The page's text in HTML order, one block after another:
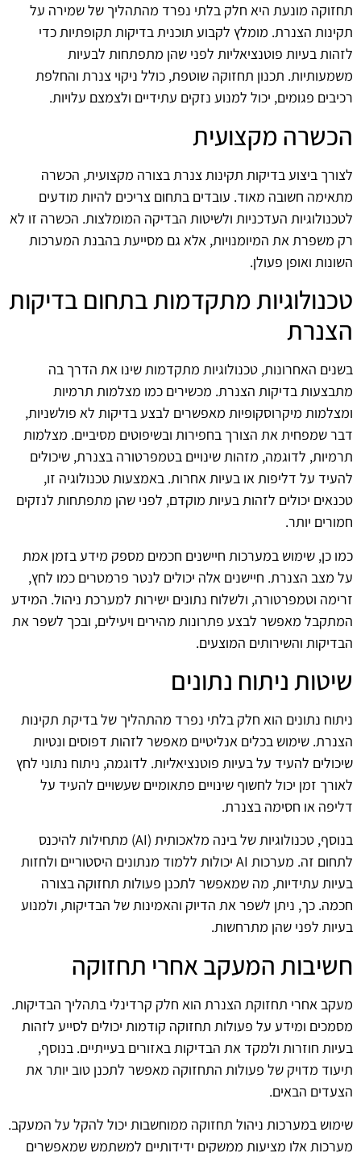
תחזוקה מונעת היא חלק בלתי נפרד מהתהליך של שמירה על
תקינות הצנרת. מומלץ לקבוע תוכנית בדיקות תקופתיות כדי
לזהות בעיות פוטנציאליות לפני שהן מתפתחות לבעיות
משמעותיות. תכנון תחזוקה שוטפת, כולל ניקוי צנרת והחלפת
רכיבים פגומים, יכול למנוע נזקים עתידיים ולצמצם עלויות.
הכשרה מקצועית
לצורך ביצוע בדיקות תקינות צנרת בצורה מקצועית, הכשרה
מתאימה חשובה מאוד. עובדים בתחום צריכים להיות מודעים
לטכנולוגיות העדכניות ולשיטות הבדיקה המומלצות. הכשרה זו לא
רק משפרת את המיומנויות, אלא גם מסייעת בהבנת המערכות
השונות ואופן פעולן.
טכנולוגיות מתקדמות בתחום בדיקות
הצנרת
בשנים האחרונות, טכנולוגיות מתקדמות שינו את הדרך בה
מתבצעות בדיקות הצנרת. מכשירים כמו מצלמות תרמיות
ומצלמות מיקרוסקופיות מאפשרים לבצע בדיקות לא פולשניות,
דבר שמפחית את הצורך בחפירות ובשיפוטים מסיביים. מצלמות
תרמיות, לדוגמה, מזהות שינויים בטמפרטורה בצנרת, שיכולים
להעיד על דליפות או בעיות אחרות. באמצעות טכנולוגיה זו,
טכנאים יכולים לזהות בעיות מוקדם, לפני שהן מתפתחות לנזקים
חמורים יותר.
כמו כן, שימוש במערכות חיישנים חכמים מספק מידע בזמן אמת
על מצב הצנרת. חיישנים אלה יכולים לנטר פרמטרים כמו לחץ,
זרימה וטמפרטורה, ולשלוח נתונים ישירות למערכת ניהול. המידע
המתקבל מאפשר לבצע פתרונות מהירים ויעילים, ובכך לשפר את
הבדיקות והשירותים המוצעים.
שיטות ניתוח נתונים
ניתוח נתונים הוא חלק בלתי נפרד מהתהליך של בדיקת תקינות
הצנרת. שימוש בכלים אנליטיים מאפשר לזהות דפוסים ונטיות
שיכולים להעיד על בעיות פוטנציאליות. לדוגמה, ניתוח נתוני לחץ
לאורך זמן יכול לחשוף שינויים פתאומיים שעשויים להעיד על
דליפה או חסימה בצנרת.
בנוסף, טכנולוגיות של בינה מלאכותית (AI) מתחילות להיכנס
לתחום זה. מערכות AI יכולות ללמוד מנתונים היסטוריים ולחזות
בעיות עתידיות, מה שמאפשר לתכנן פעולות תחזוקה בצורה
חכמה. כך, ניתן לשפר את הדיוק והאמינות של הבדיקות, ולמנוע
בעיות לפני שהן מתרחשות.
חשיבות המעקב אחרי תחזוקה
מעקב אחרי תחזוקת הצנרת הוא חלק קרדינלי בתהליך הבדיקות.
מסמכים ומידע על פעולות תחזוקה קודמות יכולים לסייע לזהות
בעיות חוזרות ולמקד את הבדיקות באזורים בעייתיים. בנוסף,
תיעוד מדויק של פעולות התחזוקה מאפשר לתכנן טוב יותר את
הצעדים הבאים.
שימוש במערכות ניהול תחזוקה ממוחשבות יכול להקל על המעקב.
מערכות אלו מציעות ממשקים ידידותיים למשתמש שמאפשרים